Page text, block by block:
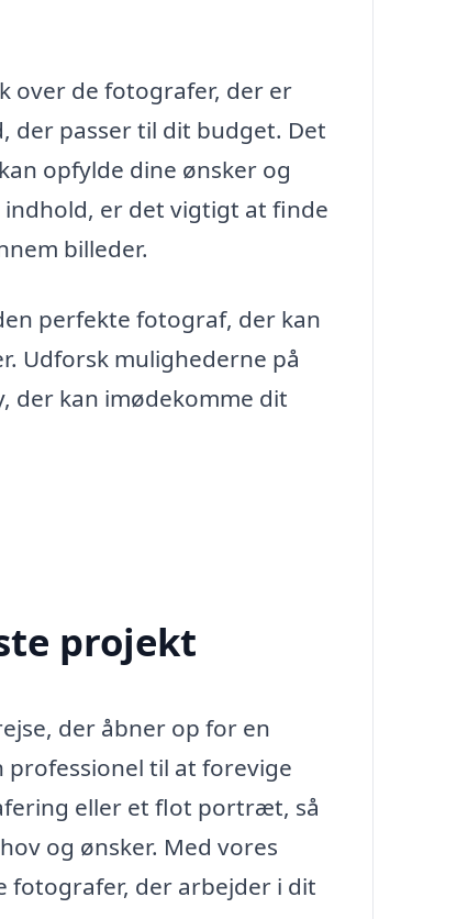
over de fotografer, der er
der passer til dit budget. Det
opfylde dine ønsker og
er det vigtigt at finde
billeder.
perfekte fotograf, der kan
Udforsk mulighederne på
der kan imødekomme dit
projekt
der åbner op for en
til at forevige
eller et flot portræt, så
og ønsker. Med vores
fotografer, der arbejder i dit